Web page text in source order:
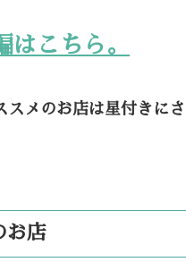
はこちら。
メのお店は星付きにさ
お店